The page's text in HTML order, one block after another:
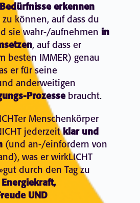
erkennen
zu können, auf dass du
sie wahr-/aufnehmen in
, auf dass er
besten IMMER) genau
er für seine
anderweitigen
Prozessebraucht.
Menschenkörper
jederzeitklar und
(und an-/einfordern von
was er wirkLICHT
durch den Tag zu
Energiekraft,
UND